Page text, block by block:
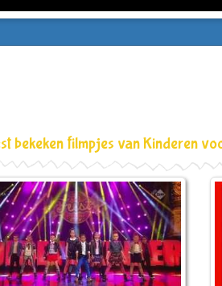
bekeken filmpjes van Kinderen